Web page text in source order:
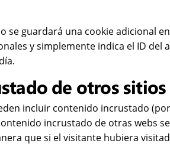
se guardará una cookie adicional
y simplemente indica el ID del
de otros
incluir contenido incrustado
incrustado de otras webs
que si el visitante hubiera